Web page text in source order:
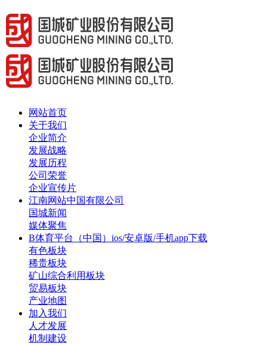
网站首页
关于我们
企业简介
发展战略
发展历程
公司荣誉
企业宣传片
江南网站中国有限公司
国城新闻
媒体聚焦
B体育平台（中国）ios/安卓版/手机app下载
有色板块
稀贵板块
矿山综合利用板块
贸易板块
产业地图
加入我们
人才发展
机制建设